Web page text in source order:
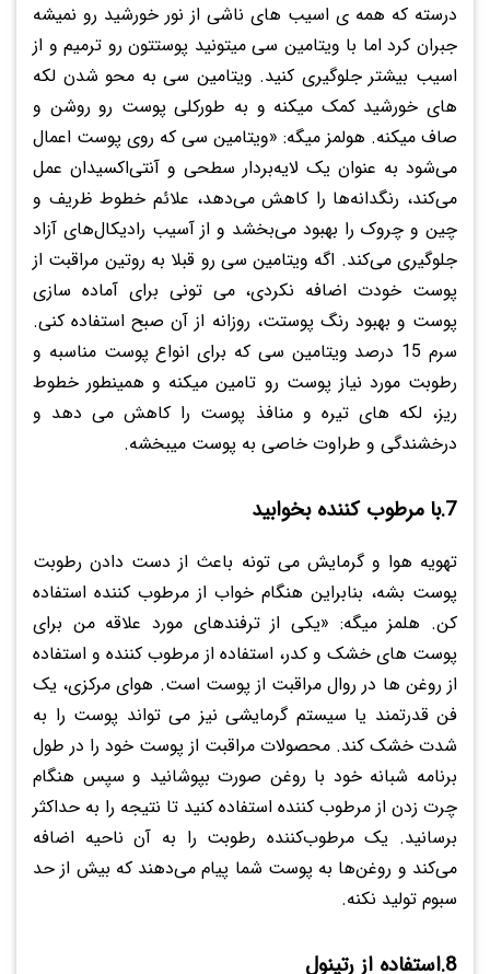
درسته که همه ی اسیب های ناشی از نور خورشید رو نمیشه
جبران کرد اما با ویتامین سی میتونید پوستتون رو ترمیم و از
اسیب بیشتر جلوگیری کنید. ویتامین سی به محو شدن لکه
های خورشید کمک میکنه و به طورکلی پوست رو روشن و
صاف میکنه. هولمز میگه: «ویتامین سی که روی پوست اعمال
می‌شود به عنوان یک لایه‌بردار سطحی و آنتی‌اکسیدان عمل
می‌کند، رنگدانه‌ها را کاهش می‌دهد، علائم خطوط ظریف و
چین و چروک را بهبود می‌بخشد و از آسیب رادیکال‌های آزاد
جلوگیری می‌کند. اگه ویتامین سی رو قبلا به روتین مراقبت از
پوست خودت اضافه نکردی، می تونی برای آماده سازی
پوست و بهبود رنگ پوستت، روزانه از آن صبح استفاده کنی.
سرم 15 درصد ویتامین سی که برای انواع پوست مناسبه و
رطوبت مورد نیاز پوست رو تامین میکنه و همینطور خطوط
ریز، لکه های تیره و منافذ پوست را کاهش می دهد و
درخشندگی و طراوت خاصی به پوست میبخشه.
7.با مرطوب کننده بخوابید
تهویه هوا و گرمایش می تونه باعث از دست دادن رطوبت
پوست بشه، بنابراین هنگام خواب از مرطوب کننده استفاده
کن. هلمز میگه: «یکی از ترفندهای مورد علاقه من برای
پوست های خشک و کدر، استفاده از مرطوب کننده و استفاده
از روغن ها در روال مراقبت از پوست است. هوای مرکزی، یک
فن قدرتمند یا سیستم گرمایشی نیز می تواند پوست را به
شدت خشک کند. محصولات مراقبت از پوست خود را در طول
برنامه شبانه خود با روغن صورت بپوشانید و سپس هنگام
چرت زدن از مرطوب کننده استفاده کنید تا نتیجه را به حداکثر
برسانید. یک مرطوب‌کننده رطوبت را به آن ناحیه اضافه
می‌کند و روغن‌ها به پوست شما پیام می‌دهند که بیش از حد
سبوم تولید نکنه.
8.استفاده از رتینول